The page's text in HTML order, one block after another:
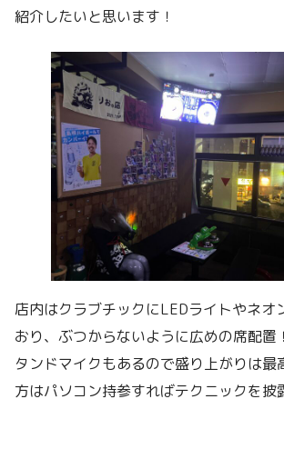
紹介したいと思います！
店内はクラブチックにLEDライトやネオ
おり、ぶつからないように広めの席配置
タンドマイクもあるので盛り上がりは最
方はパソコン持参すればテクニックを披